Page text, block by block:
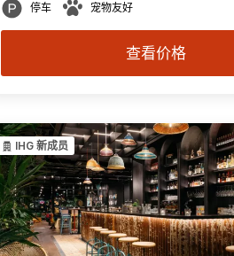
停车 宠物友好
查看价格
IHG 新成员